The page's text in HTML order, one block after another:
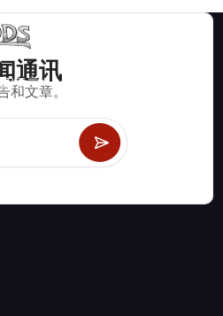
通讯
和文章。
于二十一点、掷骰子、轮盘赌等